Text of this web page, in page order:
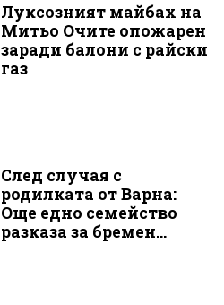
Луксозният майбах на
Митьо Очите опожарен
заради балони с райски
газ
След случая с
родилката от Варна:
Още едно семейство
разказа за бремен...